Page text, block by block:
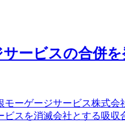
ービスの合併を
ーゲージサービス株式
スを消滅会社とする吸